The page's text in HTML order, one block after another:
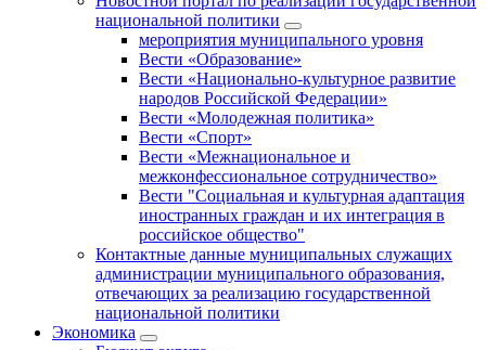
национальной политики
мероприятия муниципального уровня
Вести «Образование»
Вести «Национально-культурное развитие
народов Российской Федерации»
Вести «Молодежная политика»
Вести «Спорт»
Вести «Межнациональное и
межконфессиональное сотрудничество»
Вести "Социальная и культурная адаптация
иностранных граждан и их интеграция в
российское общество"
Контактные данные муниципальных служащих
администрации муниципального образования,
отвечающих за реализацию государственной
национальной политики
Экономика